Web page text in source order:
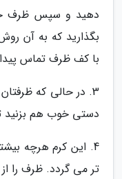
دهید و سپس ظرف
بگذارید که به آن
با کف ظرف تماس
3. در حالی که
دستی خوب هم بزنید
4. این کرم هرچه
تر می گردد. ظرف را